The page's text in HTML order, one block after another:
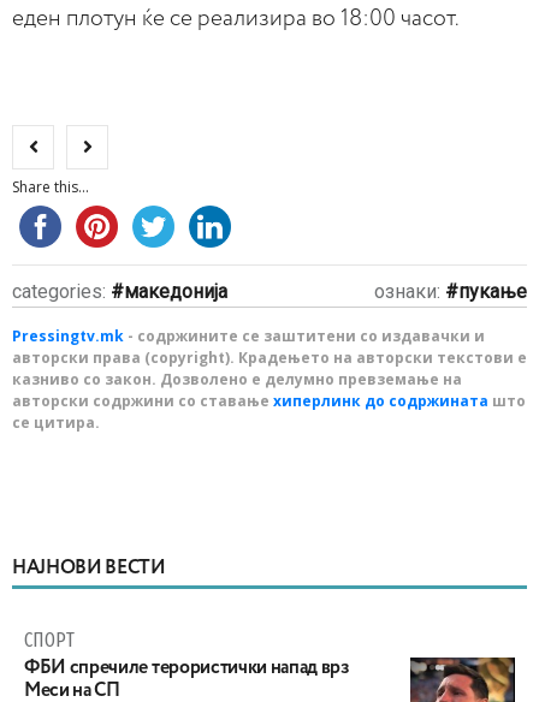
еден плотун ќе се реализира во 18:00 часот.
Share this...
categories: македонија ознаки: пукање
Pressingtv.mk - содржините се заштитени со издавачки и
авторски права (copyright). Крадењето на авторски текстови е
казниво со закон. Дозволено е делумно превземање на
авторски содржини со ставање хиперлинк до содржината што
се цитира.
НАЈНОВИ ВЕСТИ
СПОРТ
ФБИ спречиле терористички напад врз
Меси на СП